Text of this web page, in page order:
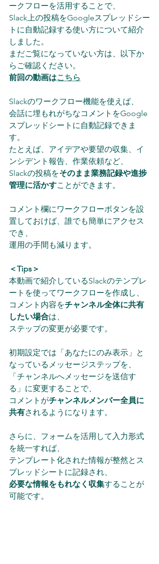
ークフローを活用することで、
Slack上の投稿をGoogleスプレッドシー
トに自動記録する使い方について紹介
しました。
まだご覧になっていない方は、以下か
らご確認ください。
前回の動画はこちら
Slackのワークフロー機能を使えば、
会話に埋もれがちなコメントをGoogle
スプレッドシートに自動記録できま
す。
たとえば、アイデアや要望の収集、イ
ンシデント報告、作業依頼など、
Slackの投稿をそのまま業務記録や進捗
管理に活かすことができます。
コメント欄にワークフローボタンを設
置しておけば、誰でも簡単にアクセス
でき、
運用の手間も減ります。
＜Tips＞
本動画で紹介しているSlackのテンプレ
ートを使ってワークフローを作成し、
コメント内容をチャンネル全体に共有
したい場合は、
ステップの変更が必要です。
初期設定では「あなたにのみ表示」と
なっているメッセージステップを、
「チャンネルへメッセージを送信す
る」に変更することで、
コメントがチャンネルメンバー全員に
共有されるようになります。
さらに、フォームを活用して入力形式
を統一すれば、
テンプレート化された情報が整然とス
プレッドシートに記録され、
必要な情報をもれなく収集することが
可能です。